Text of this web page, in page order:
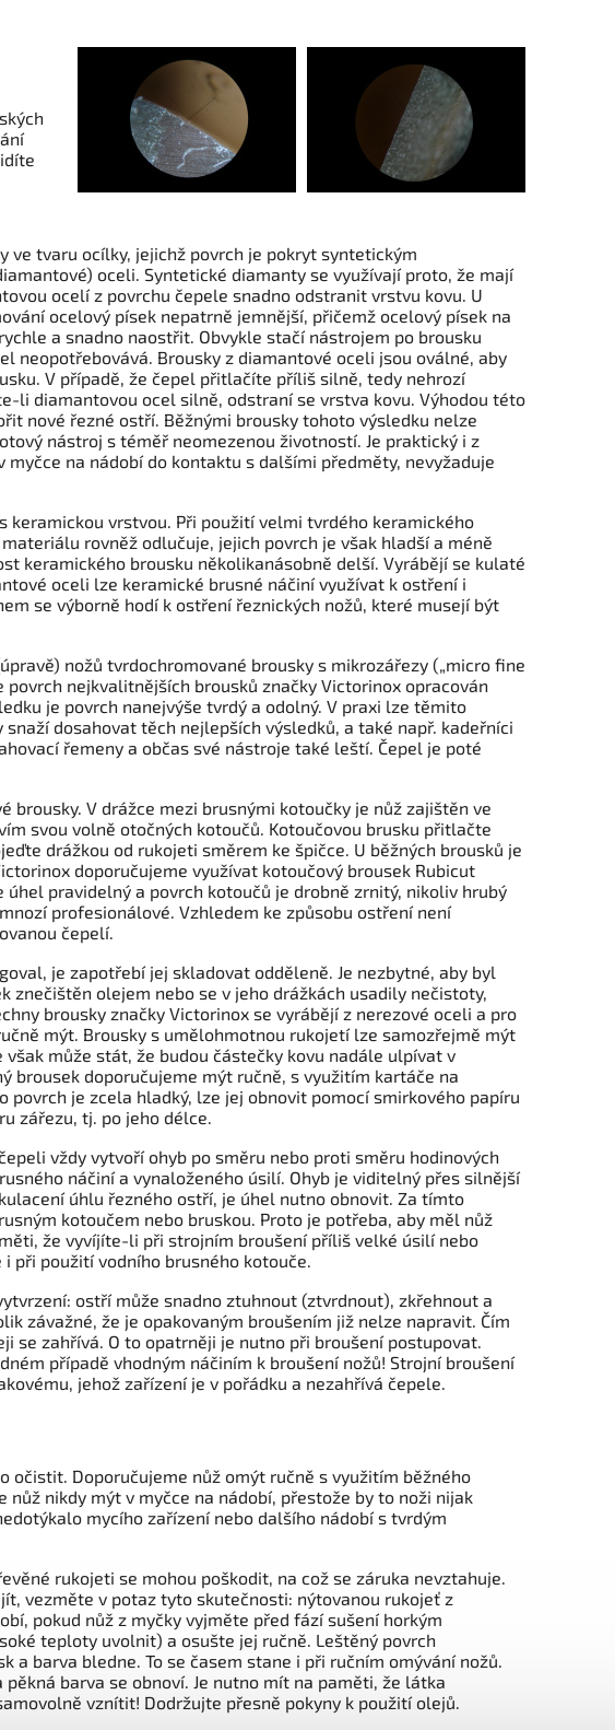
ve tvaru ocílky, jejichž povrch je pokryt syntetickým
oceli. Syntetické diamanty se využívají proto, že mají
ocelí z povrchu čepele snadno odstranit vrstvu kovu. U
ocelový písek nepatrně jemnější, přičemž ocelový písek na
a snadno naostřit. Obvykle stačí nástrojem po brousku
neopotřebovává. Brousky z diamantové oceli jsou oválné, aby
V případě, že čepel přitlačíte příliš silně, tedy nehrozí
li diamantovou ocel silně, odstraní se vrstva kovu. Výhodou této
nové řezné ostří. Běžnými brousky tohoto výsledku nelze
nástroj s téměř neomezenou životností. Je praktický i z
na nádobí do kontaktu s dalšími předměty, nevyžaduje
keramickou vrstvou. Při použití velmi tvrdého keramického
rovněž odlučuje, jejich povrch je však hladší a méně
keramického brousku několikanásobně delší. Vyrábějí se kulaté
oceli lze keramické brusné náčiní využívat k ostření i
se výborně hodí k ostření řeznických nožů, které musejí být
nožů tvrdochromované brousky s mikrozářezy („micro fine
nejkvalitnějších brousků značky Victorinox opracován
je povrch nanejvýše tvrdý a odolný. V praxi lze těmito
dosahovat těch nejlepších výsledků, a také např. kadeřníci
řemeny a občas své nástroje také leští. Čepel je poté
V drážce mezi brusnými kotoučky je nůž zajištěn ve
svou volně otočných kotoučů. Kotoučovou brusku přitlačte
drážkou od rukojeti směrem ke špičce. U běžných brousků je
doporučujeme využívat kotoučový brousek Rubicut
pravidelný a povrch kotoučů je drobně zrnitý, nikoliv hrubý
profesionálové. Vzhledem ke způsobu ostření není
čepelí.
je zapotřebí jej skladovat odděleně. Je nezbytné, aby byl
znečištěn olejem nebo se v jeho drážkách usadily nečistoty,
brousky značky Victorinox se vyrábějí z nerezové oceli a pro
mýt. Brousky s umělohmotnou rukojetí lze samozřejmě mýt
může stát, že budou částečky kovu nadále ulpívat v
brousek doporučujeme mýt ručně, s využitím kartáče na
je zcela hladký, lze jej obnovit pomocí smirkového papíru
zářezu, tj. po jeho délce.
vždy vytvoří ohyb po směru nebo proti směru hodinových
náčiní a vynaloženého úsilí. Ohyb je viditelný přes silnější
úhlu řezného ostří, je úhel nutno obnovit. Za tímto
kotoučem nebo bruskou. Proto je potřeba, aby měl nůž
že vyvíjíte-li při strojním broušení příliš velké úsilí nebo
při použití vodního brusného kotouče.
ostří může snadno ztuhnout (ztvrdnout), zkřehnout a
závažné, že je opakovaným broušením již nelze napravit. Čím
se zahřívá. O to opatrněji je nutno při broušení postupovat.
případě vhodným náčiním k broušení nožů! Strojní broušení
jehož zařízení je v pořádku a nezahřívá čepele.
očistit. Doporučujeme nůž omýt ručně s využitím běžného
nikdy mýt v myčce na nádobí, přestože by to noži nijak
mycího zařízení nebo dalšího nádobí s tvrdým
rukojeti se mohou poškodit, na což se záruka nevztahuje.
vezměte v potaz tyto skutečnosti: nýtovanou rukojeť z
pokud nůž z myčky vyjměte před fází sušení horkým
teploty uvolnit) a osušte jej ručně. Leštěný povrch
barva bledne. To se časem stane i při ručním omývání nožů.
barva se obnoví. Je nutno mít na paměti, že látka
vznítit! Dodržujte přesně pokyny k použití olejů.